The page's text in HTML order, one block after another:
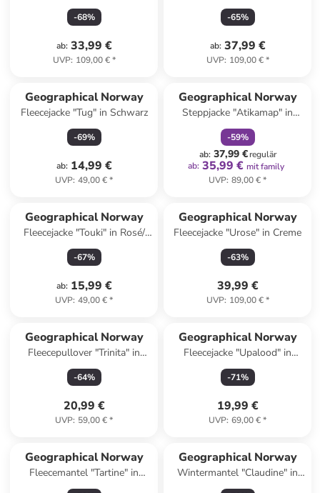
-68%
ab: 33,99 €
UVP: 109,00 €*
Schwarz
-65%
ab: 37,99 €
UVP: 109,00 €*
Geographical Norway
Fleecejacke "Tug" in Schwarz
-69%
ab: 14,99 €
UVP: 49,00 €*
Geographical Norway
Steppjacke "Atikamap" in
Hellgrau
-59%
ab: 37,99 €regulär
ab: 35,99 € mit family
UVP: 89,00 €*
Geographical Norway
Fleecejacke "Touki" in Rosé/
Dunkelblau
-67%
ab: 15,99 €
UVP: 49,00 €*
Geographical Norway
Fleecejacke "Urose" in Creme
-63%
39,99 €
UVP: 109,00 €*
Geographical Norway
Fleecepullover "Trinita" in
Dunkelblau
-64%
20,99 €
UVP: 59,00 €*
Geographical Norway
Fleecejacke "Upalood" in
Koralle
-71%
19,99 €
UVP: 69,00 €*
Geographical Norway
Fleecemantel "Tartine" in
Schwarz
Geographical Norway
Wintermantel "Claudine" in
Khaki